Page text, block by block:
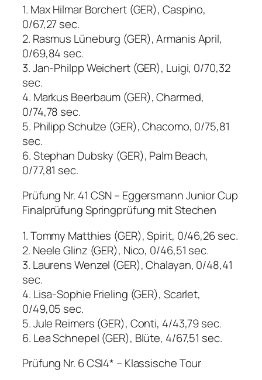
1. Max Hilmar Borchert (GER), Caspino,
0/67,27 sec.
2. Rasmus Lüneburg (GER), Armanis April,
0/69,84 sec.
3. Jan-Philpp Weichert (GER), Luigi, 0/70,32
sec.
4. Markus Beerbaum (GER), Charmed,
0/74,78 sec.
5. Philipp Schulze (GER), Chacomo, 0/75,81
sec.
6. Stephan Dubsky (GER), Palm Beach,
0/77,81 sec.
Prüfung Nr. 41 CSN – Eggersmann Junior Cup
Finalprüfung Springprüfung mit Stechen
1. Tommy Matthies (GER), Spirit, 0/46,26 sec.
2. Neele Glinz (GER), Nico, 0/46,51 sec.
3. Laurens Wenzel (GER), Chalayan, 0/48,41
sec.
4. Lisa-Sophie Frieling (GER), Scarlet,
0/49,05 sec.
5. Jule Reimers (GER), Conti, 4/43,79 sec.
6. Lea Schnepel (GER), Blüte, 4/67,51 sec.
Prüfung Nr. 6 CSI4* – Klassische Tour